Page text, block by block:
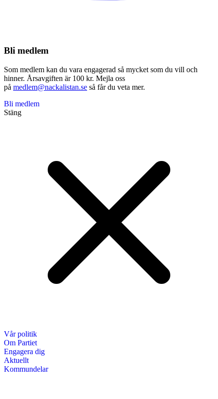
Bli medlem
Som medlem kan du vara engagerad så mycket som du vill och
hinner. Årsavgiften är 100 kr. Mejla oss
på medlem@nackalistan.se så får du veta mer.
Bli medlem
Stäng
Vår politik
Om Partiet
Engagera dig
Aktuellt
Kommundelar